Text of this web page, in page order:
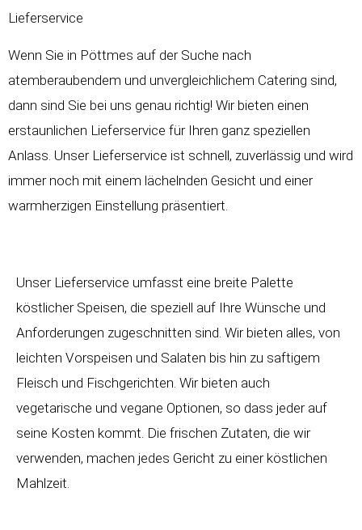
Lieferservice
Wenn Sie in Pöttmes auf der Suche nach
atemberaubendem und unvergleichlichem Catering sind,
dann sind Sie bei uns genau richtig! Wir bieten einen
erstaunlichen Lieferservice für Ihren ganz speziellen
Anlass. Unser Lieferservice ist schnell, zuverlässig und wird
immer noch mit einem lächelnden Gesicht und einer
warmherzigen Einstellung präsentiert.
Unser Lieferservice umfasst eine breite Palette
köstlicher Speisen, die speziell auf Ihre Wünsche und
Anforderungen zugeschnitten sind. Wir bieten alles, von
leichten Vorspeisen und Salaten bis hin zu saftigem
Fleisch und Fischgerichten. Wir bieten auch
vegetarische und vegane Optionen, so dass jeder auf
seine Kosten kommt. Die frischen Zutaten, die wir
verwenden, machen jedes Gericht zu einer köstlichen
Mahlzeit.